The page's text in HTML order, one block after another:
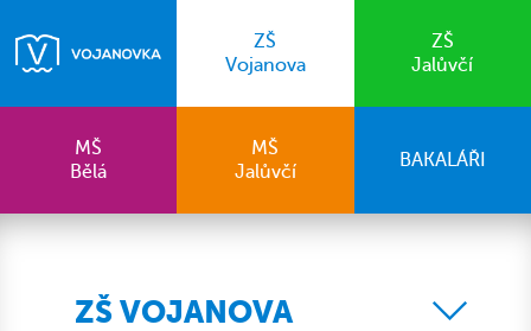
ZŠ
Vojanova
ZŠ
Jalůvčí
MŠ
Bělá
MŠ
Jalůvčí
BAKALÁŘI
ZŠ VOJANOVA